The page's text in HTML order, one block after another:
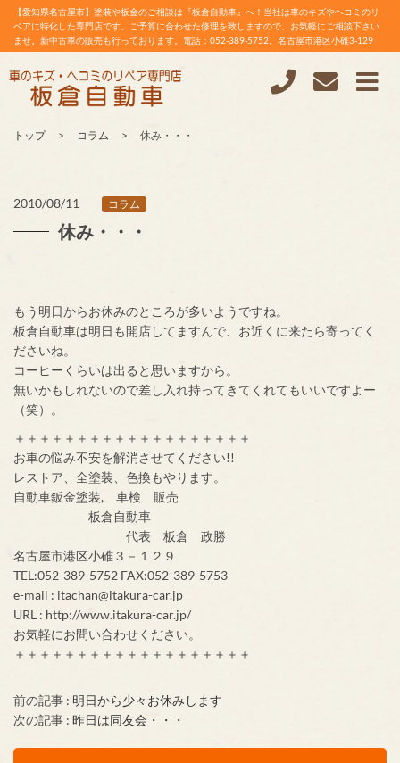
【愛知県名古屋市】塗装や板金のご相談は『板倉自動車』へ！当社は車のキズやヘコミのリ
ペアに特化した専門店です。ご予算に合わせた修理を致しますので、お気軽にご相談下さい
ませ。新中古車の販売も行っております。電話：052-389-5752。名古屋市港区小碓3-129
トップ コラム 休み・・・
2010/08/11 コラム
休み・・・
もう明日からお休みのところが多いようですね。
板倉自動車は明日も開店してますんで、お近くに来たら寄ってく
ださいね。
コーヒーくらいは出ると思いますから。
無いかもしれないので差し入れ持ってきてくれてもいいですよー
（笑）。
＋＋＋＋＋＋＋＋＋＋＋＋＋＋＋＋＋＋＋
お車の悩み不安を解消させてください!!
レストア、全塗装、色換もやります。
自動車鈑金塗装, 車検 販売
板倉自動車
代表 板倉 政勝
名古屋市港区小碓３－１２９
TEL:052-389-5752 FAX:052-389-5753
e-mail : itachan@itakura-car.jp
URL : http://www.itakura-car.jp/
お気軽にお問い合わせください。
＋＋＋＋＋＋＋＋＋＋＋＋＋＋＋＋＋＋＋
前の記事 : 明日から少々お休みします
次の記事 : 昨日は同友会・・・